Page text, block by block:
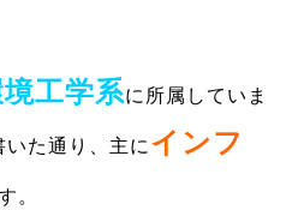
工学系に所属していま
た通り、主に インフ
。